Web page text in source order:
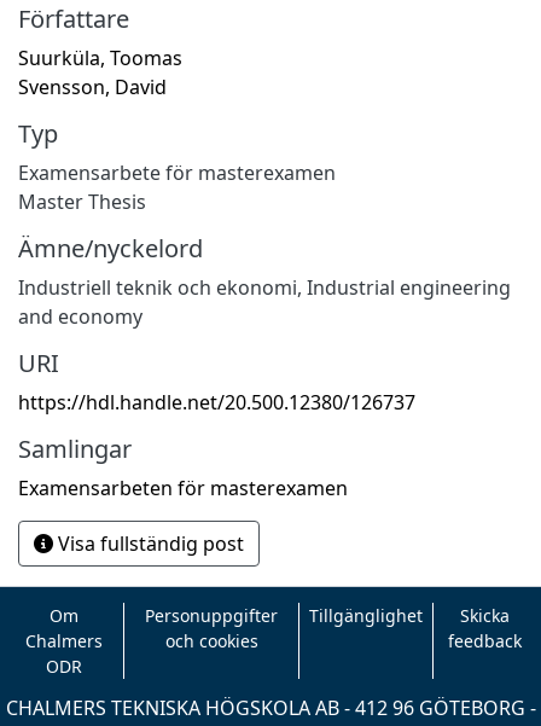
Författare
Suurküla, Toomas
Svensson, David
Typ
Examensarbete för masterexamen
Master Thesis
Ämne/nyckelord
Industriell teknik och ekonomi, Industrial engineering
and economy
URI
https://hdl.handle.net/20.500.12380/126737
Samlingar
Examensarbeten för masterexamen
Visa fullständig post
Om
Chalmers
ODR
Personuppgifter
och cookies
Tillgänglighet
Skicka
feedback
CHALMERS TEKNISKA HÖGSKOLA AB - 412 96 GÖTEBORG -